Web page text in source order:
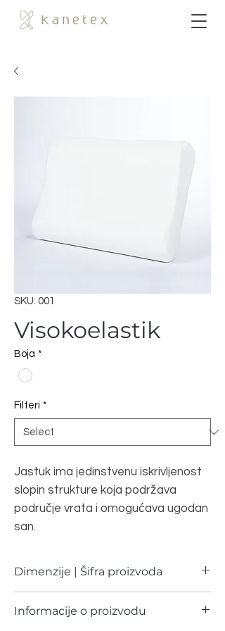
SKU: 001
Visokoelastik
Boja *
Filteri *
Jastuk ima jedinstvenu iskrivljenost
slopin strukture koja podržava
područje vrata i omogućava ugodan
san.
Dimenzije | Šifra proizvoda
Dimenzija Šifra proizvoda
Informacije o proizvodu